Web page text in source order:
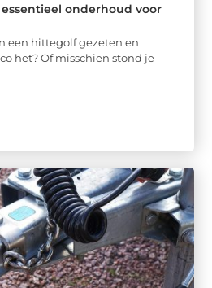
onderhoud voor
een hittegolf gezeten en
het? Of misschien stond je